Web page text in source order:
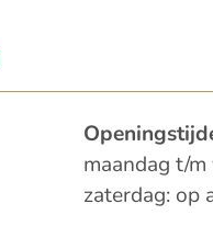
maandag t/
zaterdag: op